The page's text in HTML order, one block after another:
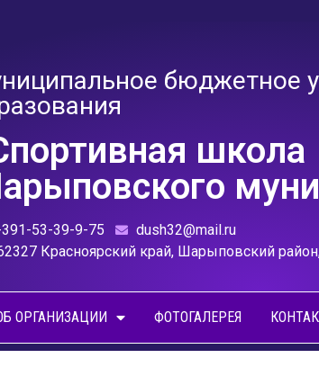
бюджетное
школа
53-39-9-75
dush32@mail.ru
Красноярский край, Шарыповский
ОРГАНИЗАЦИИ ФОТОГАЛЕРЕЯ